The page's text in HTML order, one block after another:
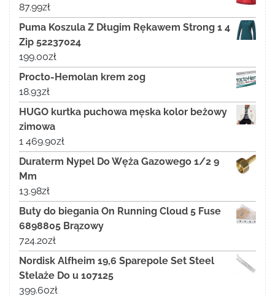
87.99zł
Puma Koszula Z Długim Rękawem Strong 1 4
Zip 52237024
199.00zł
Procto-Hemolan krem 20g
18.93zł
HUGO kurtka puchowa męska kolor beżowy
zimowa
1 469.90zł
Duraterm Nypel Do Węża Gazowego 1/2 9
Mm
13.98zł
Buty do biegania On Running Cloud 5 Fuse
6898805 Brązowy
724.20zł
Nordisk Alfheim 19,6 Sparepole Set Steel
Stelaże Do u 107125
399.60zł